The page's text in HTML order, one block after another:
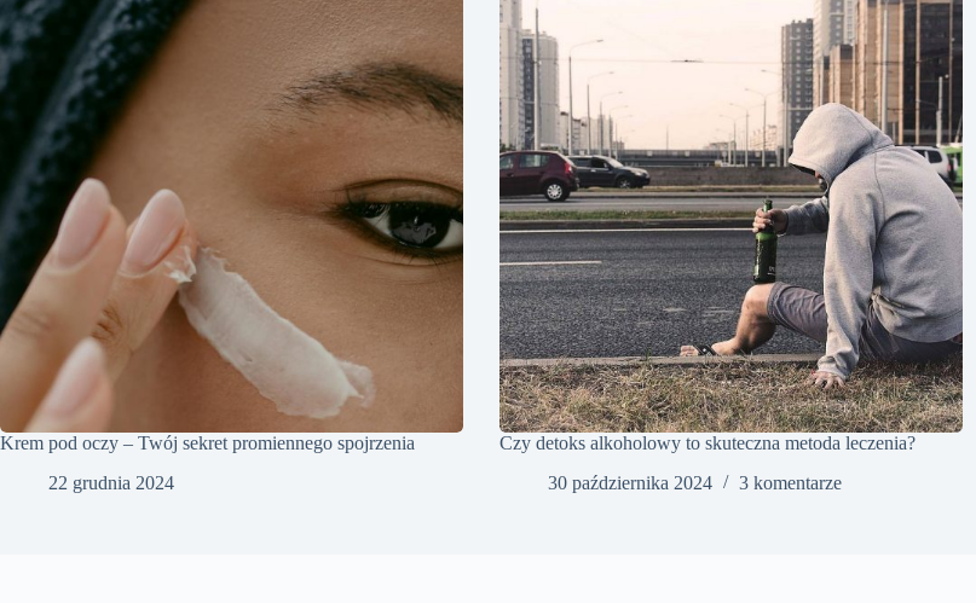
Krem pod oczy – Twój sekret promiennego spojrzenia
22 grudnia 2024
Czy detoks alkoholowy to skuteczna metoda leczenia?
30 października 2024
3 komentarze